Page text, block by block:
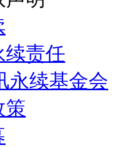
续责任
永续基金会
策